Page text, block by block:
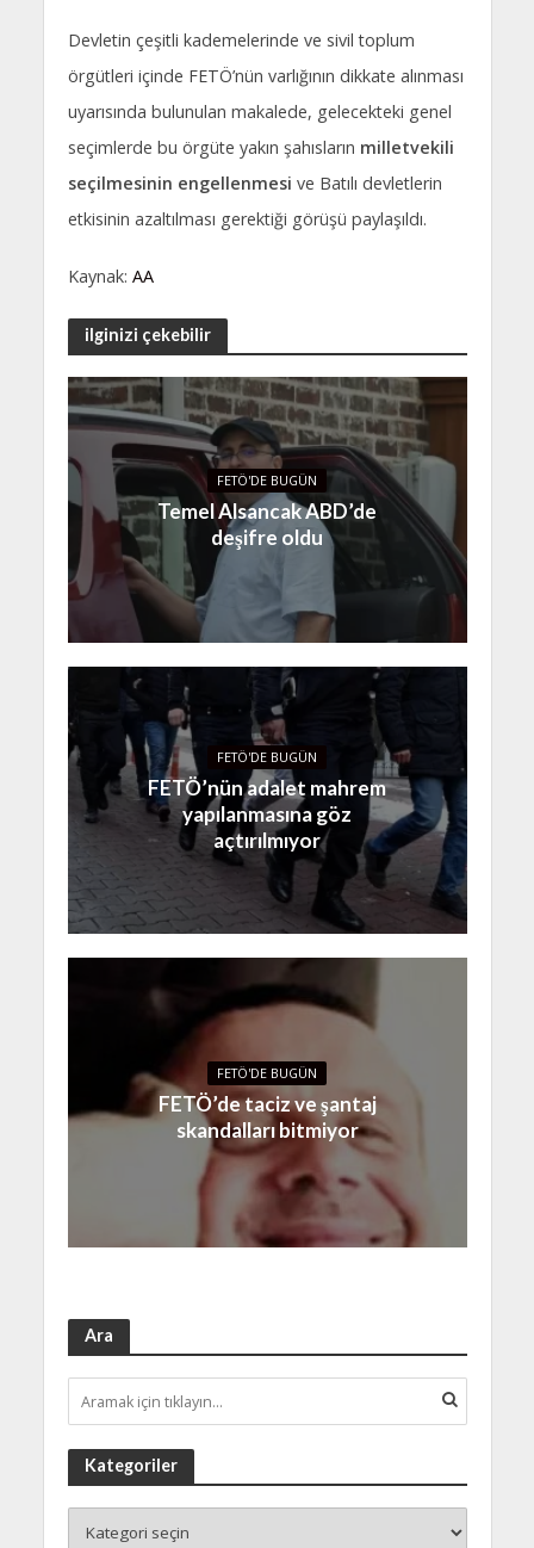
Devletin çeşitli kademelerinde ve sivil toplum
örgütleri içinde FETÖ’nün varlığının dikkate alınması
uyarısında bulunulan makalede, gelecekteki genel
seçimlerde bu örgüte yakın şahısların milletvekili
seçilmesinin engellenmesi ve Batılı devletlerin
etkisinin azaltılması gerektiği görüşü paylaşıldı.
Kaynak: AA
ilginizi çekebilir
FETÖ'DE BUGÜN
Temel Alsancak ABD’de
deşifre oldu
FETÖ'DE BUGÜN
FETÖ’nün adalet mahrem
yapılanmasına göz
açtırılmıyor
FETÖ'DE BUGÜN
FETÖ’de taciz ve şantaj
skandalları bitmiyor
Ara
Kategoriler